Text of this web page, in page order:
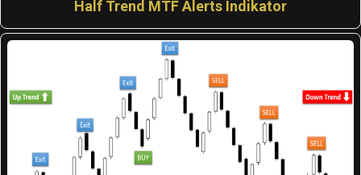
Half Trend MTF Alerts Indikator